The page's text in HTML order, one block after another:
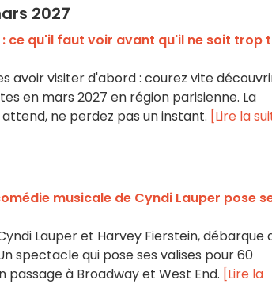
2027
ce qu'il faut voir avant qu'il ne soit trop
avoir visiter d'abord : courez vite
en mars 2027 en région parisienne. La
ne perdez pas un instant. [Lire la
musicale de Cyndi Lauper pose
Lauper et Harvey Fierstein, débarque
spectacle qui pose ses valises pour 60
à Broadway et West End. [Lire la